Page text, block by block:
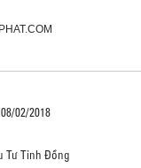
02/2018
Tư Tỉnh Đồng